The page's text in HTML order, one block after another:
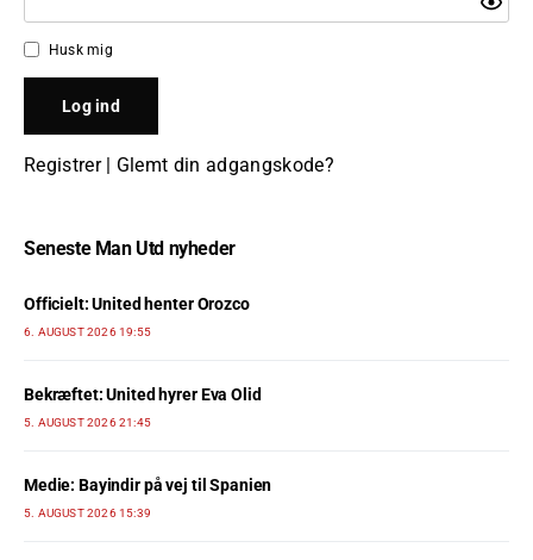
Husk mig
Registrer| Glemt din adgangskode?
Seneste Man Utd nyheder
Officielt: United henter Orozco
6. AUGUST 2026 19:55
Bekræftet: United hyrer Eva Olid
5. AUGUST 2026 21:45
Medie: Bayindir på vej til Spanien
5. AUGUST 2026 15:39